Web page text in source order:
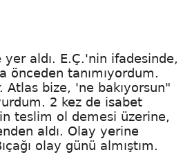
aldı. E.Ç.'nin ifadesinde,
önceden tanımıyordum.
Atlas bize, 'ne bakıyorsun"
2 kez de isabet
teslim ol demesi üzerine,
aldı. Olay yerine
olay günü almıştım.